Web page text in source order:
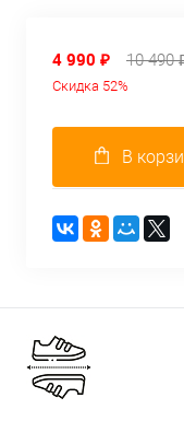
4 990 ₽ 10 490
Скидка 52%
В